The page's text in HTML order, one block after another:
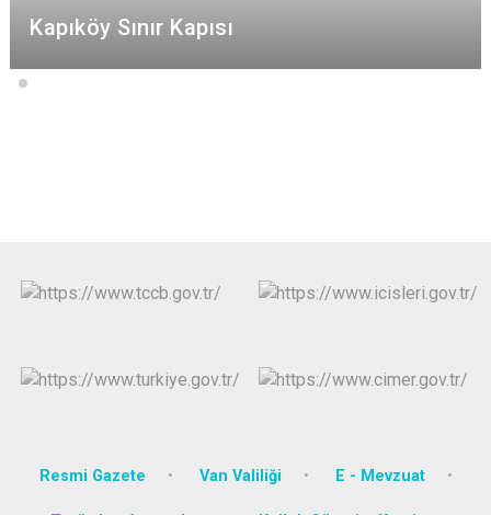
Kapıköy Sınır Kapısı
Resmi Gazete Van Valiliği E - Mevzuat